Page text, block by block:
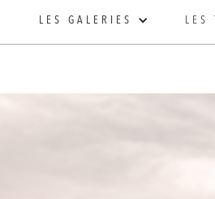
LES GALERIES LES